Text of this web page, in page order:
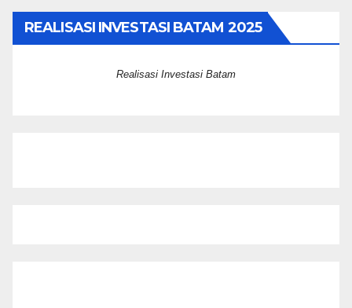
REALISASI INVESTASI BATAM 2025
Realisasi Investasi Batam